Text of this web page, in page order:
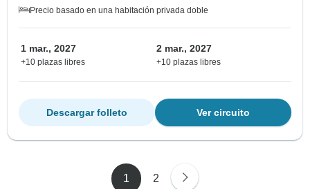
Precio basado en una habitación privada doble
1 mar., 2027
+10 plazas libres
2 mar., 2027
+10 plazas libres
Ver circuito
Descargar folleto
1 2